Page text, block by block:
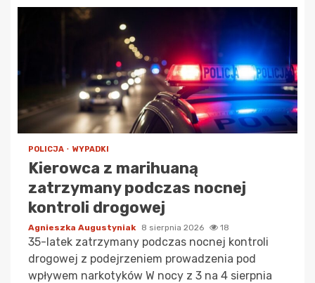
POLICJA WYPADKI
Kierowca z marihuaną
zatrzymany podczas nocnej
kontroli drogowej
Agnieszka Augustyniak 8 sierpnia 2026 18
35-latek zatrzymany podczas nocnej kontroli
drogowej z podejrzeniem prowadzenia pod
wpływem narkotyków W nocy z 3 na 4 sierpnia